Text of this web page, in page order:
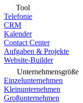
Tool
Telefonie
CRM
Kalender
Contact Center
Aufgaben & Projekte
Website-Builder
Unternehmensgröße
Einzelunternehmen
Kleinunternehmen
Großunternehmen